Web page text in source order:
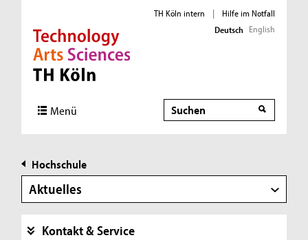
Direkt zur Hauptnavigation
Direkt zur Subnavigation
Direkt zum Inhalt
Direkt zum Fußbereich
TH Köln intern |
Hilfe im Notfall
Deutsch English
Menü Suche
Hochschule
Aktuelles
Kontakt & Service